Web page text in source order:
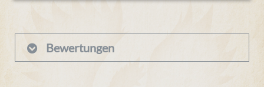
Bewertungen